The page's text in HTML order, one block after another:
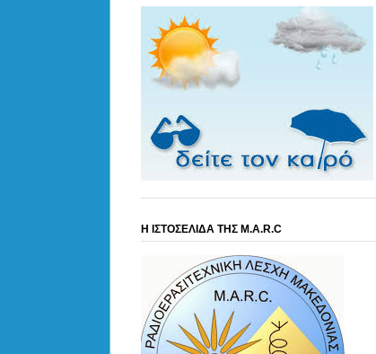
Η ΙΣΤΟΣΕΛΙΔΑ ΤΗΣ M.A.R.C